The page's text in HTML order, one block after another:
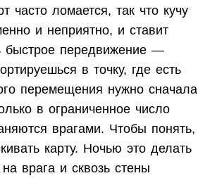
ломается, так что кучу
и неприятно, и ставит
быстрое передвижение —
в точку, где есть
перемещения нужно сначала
в ограниченное число
врагами. Чтобы понять,
карту. Ночью это делать
врага и сквозь стены